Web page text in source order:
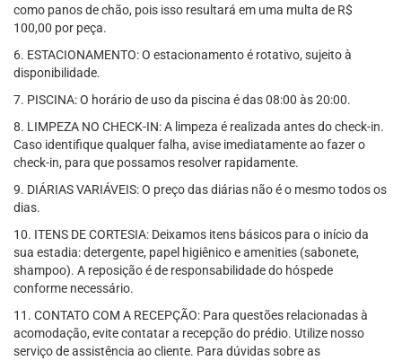
como panos de chão, pois isso resultará em uma multa de R$
100,00 por peça.
6. ESTACIONAMENTO: O estacionamento é rotativo, sujeito à
disponibilidade.
7. PISCINA: O horário de uso da piscina é das 08:00 às 20:00.
8. LIMPEZA NO CHECK-IN: A limpeza é realizada antes do check-in.
Caso identifique qualquer falha, avise imediatamente ao fazer o
check-in, para que possamos resolver rapidamente.
9. DIÁRIAS VARIÁVEIS: O preço das diárias não é o mesmo todos os
dias.
10. ITENS DE CORTESIA: Deixamos itens básicos para o início da
sua estadia: detergente, papel higiênico e amenities (sabonete,
shampoo). A reposição é de responsabilidade do hóspede
conforme necessário.
11. CONTATO COM A RECEPÇÃO: Para questões relacionadas à
acomodação, evite contatar a recepção do prédio. Utilize nosso
serviço de assistência ao cliente. Para dúvidas sobre as